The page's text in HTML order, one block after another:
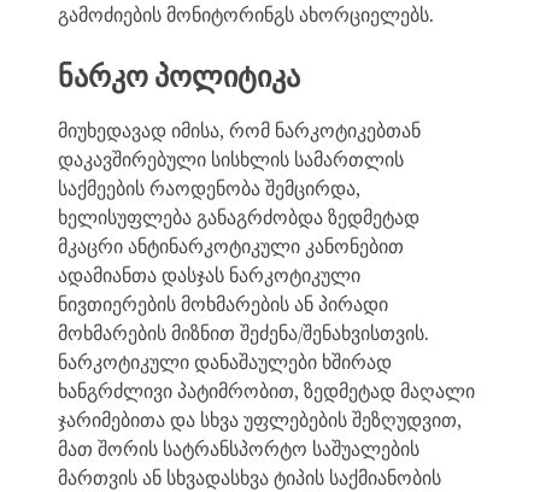
გამოძიების მონიტორინგს ახორციელებს.
ნარკო პოლიტიკა
მიუხედავად იმისა, რომ ნარკოტიკებთან
დაკავშირებული სისხლის სამართლის
საქმეების რაოდენობა შემცირდა,
ხელისუფლება განაგრძობდა ზედმეტად
მკაცრი ანტინარკოტიკული კანონებით
ადამიანთა დასჯას ნარკოტიკული
ნივთიერების მოხმარების ან პირადი
მოხმარების მიზნით შეძენა/შენახვისთვის.
ნარკოტიკული დანაშაულები ხშირად
ხანგრძლივი პატიმრობით, ზედმეტად მაღალი
ჯარიმებითა და სხვა უფლებების შეზღუდვით,
მათ შორის სატრანსპორტო საშუალების
მართვის ან სხვადასხვა ტიპის საქმიანობის